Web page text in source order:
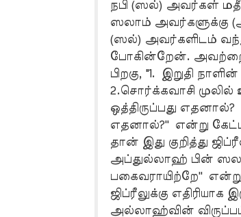
நபி (ஸல்) அவர்கள்
ஸலாம் அவர்களுக்கு
(ஸல்) அவர்களிடம்
போகின்றேன். அவற்றை
பிறகு, "1. இறுதி
2.சொர்க்கவாசி
ஒத்திருப்பது
எதனால்?'' என்று
தான் இது குறித்து
அப்துல்லாஹ் பின்
பகைவராயிற்றே''
ஜிப்ரீலுக்கு
அல்லாஹ்வின்